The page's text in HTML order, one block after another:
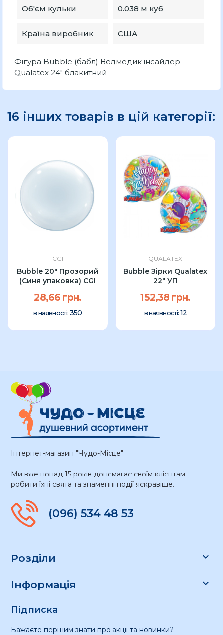
Об'єм кульки 0.038 м куб
Країна виробник США
Фігура Bubble (бабл) Ведмедик інсайдер
Qualatex 24" блакитний
16 інших товарів в цій категорії:
CGI
Bubble 20" Прозорий
(Синя упаковка) CGI
28,66 грн.
в наявності: 350
QUALATEX
Bubble Зірки Qualatex
22" УП
152,38 грн.
в наявності: 12
Інтернет-магазин "Чудо-Місце"
Ми вже понад 15 років допомагає своїм клієнтам
робити їхні свята та знаменні події яскравіше.
(096) 534 48 53
Розділи 
Інформація 
Підписка
Бажаєте першим знати про акції та новинки? -